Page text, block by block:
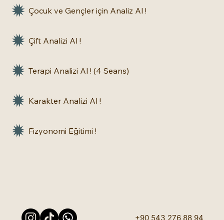
Karakter Analizi Al !
Çocuk ve Gençler için Analiz Al !
Terapi Analizi Al ! (4 Seans)
Çift Analizi Al !
Fizyonomi Eğitimi !
+90 543 276 88 94